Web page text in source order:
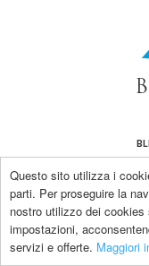
Questo sito utilizza i
parti. Per proseguire la
nostro utilizzo dei
impostazioni,
servizi e offerte. Maggiori
Copyright by